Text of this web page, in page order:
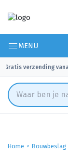
MENU
Gratis verzending
Home Bouwbeslag